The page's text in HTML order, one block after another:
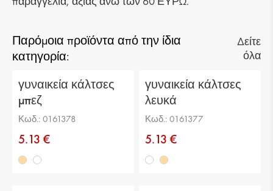
Παρόμοια προϊόντα από την ίδια
κατηγορία:
Δείτε
όλα
γυναικεία κάλτσες
μπεζ
Κωδ.: 0161378
5.13 €
γυναικεία κάλτσες
λευκά
Κωδ.: 0161377
5.13 €